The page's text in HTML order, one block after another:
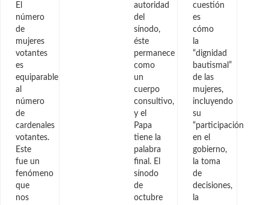
El
número
de
mujeres
votantes
es
equiparable
al
número
de
cardenales
votantes.
Este
fue un
fenómeno
que
nos
autoridad
del
sínodo,
éste
permanece
como
un
cuerpo
consultivo,
y el
Papa
tiene la
palabra
final. El
sínodo
de
octubre
cuestión
es
cómo
la
“dignidad
bautismal”
de las
mujeres,
incluyendo
su
“participación
en el
gobierno,
la toma
de
decisiones,
la